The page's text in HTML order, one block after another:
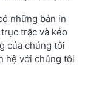
những bản in
trặc và kéo
của chúng tôi
hệ với chúng tôi